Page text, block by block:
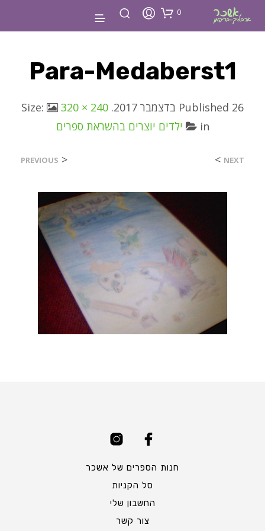
0
Para-Medaberst1
Published 26 בדצמבר 2017 . Size:
320 × 240
in
ילדים יוצרים בהשראת ספרים
<
PREVIOUS NEXT
>
חנות הספרים של אשכר
סל הקניות
החשבון שלי
צור קשר